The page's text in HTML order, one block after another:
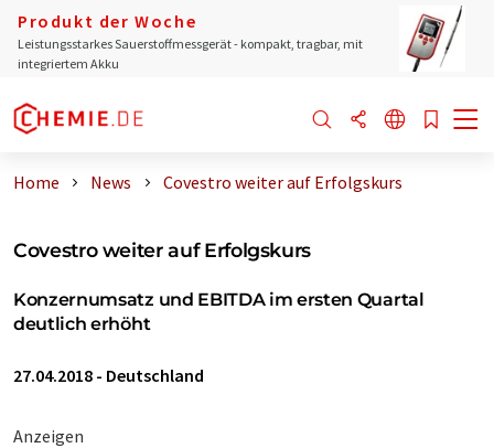
Produkt der Woche
Leistungsstarkes Sauerstoffmessgerät - kompakt, tragbar, mit
integriertem Akku
Home News Covestro weiter auf Erfolgskurs
Covestro weiter auf Erfolgskurs
Konzernumsatz und EBITDA im ersten Quartal
deutlich erhöht
27.04.2018 - Deutschland
Anzeigen